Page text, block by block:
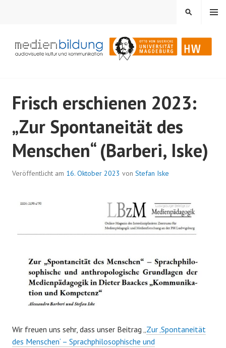
Audiovisuelle Kultur und Kommunikation
MENÜ
SUCHEN
Frisch erschienen 2023:
„Zur Spontaneität des
Menschen“ (Barberi, Iske)
Veröffentlicht am 16. Oktober 2023 von Stefan Iske
Wir freuen uns sehr, dass unser Beitrag „Zur ‚Spontaneität
des Menschen‘ – Sprachphilosophische und